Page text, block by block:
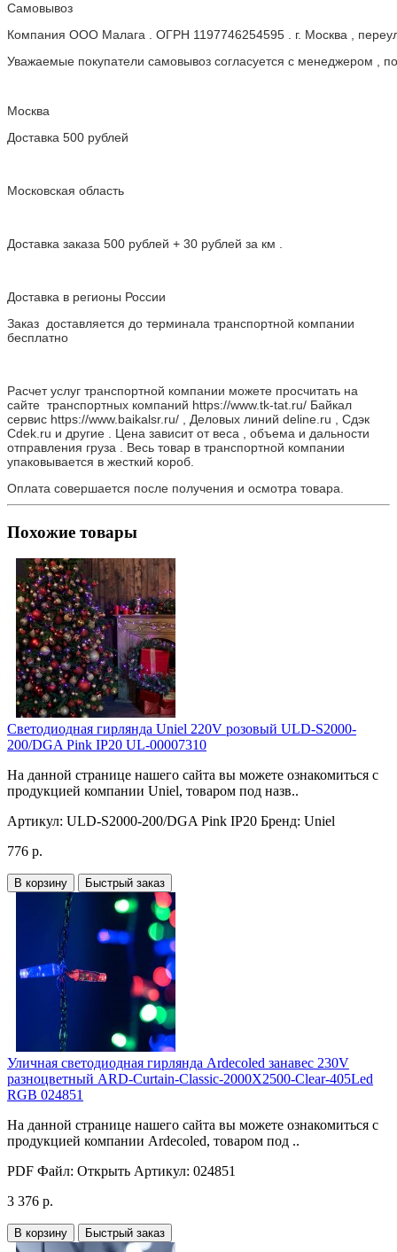
Самовывоз
Компания ООО Малага . ОГРН 1197746254595 . г. Москва ,
Уважаемые покупатели самовывоз согласуется с менеджером ,
Москва
Доставка 500 рублей
Московская область
Доставка заказа 500 рублей + 30 рублей за км .
Доставка в регионы России
Заказ доставляется до терминала транспортной компании
бесплатно
Расчет услуг транспортной компании можете просчитать на
сайте транспортных компаний https://www.tk-tat.ru/ Байкал
сервис https://www.baikalsr.ru/ , Деловых линий deline.ru , Сдэк
Cdek.ru и другие . Цена зависит от веса , объема и дальности
отправления груза . Весь товар в транспортной компании
упаковывается в жесткий короб.
Оплата совершается после получения и осмотра товара.
Похожие товары
Светодиодная гирлянда Uniel 220V розовый ULD-S2000-
200/DGA Pink IP20 UL-00007310
На данной странице нашего сайта вы можете ознакомиться с
продукцией компании Uniel, товаром под назв..
Артикул: ULD-S2000-200/DGA Pink IP20 Бренд: Uniel
776 р.
В корзину Быстрый заказ
Уличная светодиодная гирлянда Ardecoled занавес 230V
разноцветный ARD-Curtain-Classic-2000X2500-Clear-405Led
RGB 024851
На данной странице нашего сайта вы можете ознакомиться с
продукцией компании Ardecoled, товаром под ..
PDF Файл: Открыть Артикул: 024851
3 376 р.
В корзину Быстрый заказ